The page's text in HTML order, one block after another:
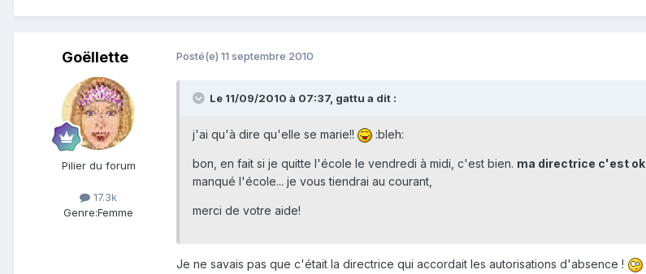
Goëllette
Pilier du forum
17.3k
Genre:Femme
Posté(e) 11 septembre 2010
Le 11/09/2010 à 07:37, gattu a dit :
j'ai qu'à dire qu'elle se marie!! :bleh:
bon, en fait si je quitte l'école le vendredi à midi, c'est bien. ma directrice c'est ok,
manqué l'école... je vous tiendrai au courant,
merci de votre aide!
Je ne savais pas que c'était la directrice qui accordait les autorisations d'absence !